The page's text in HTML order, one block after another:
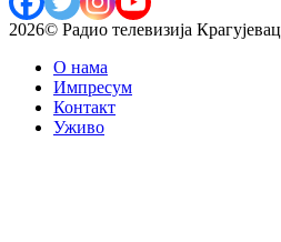
2026© Радио телевизија Крагујевац
О нама
Импресум
Контакт
Уживо